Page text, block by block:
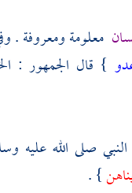
معلومة ومعروفة .
} قال الجمهور :
صلى الله عليه
} .